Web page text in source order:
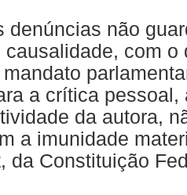
denúncias não
causalidade, com o
a crítica pessoal,
da autora,
a imunidade
da Constituição